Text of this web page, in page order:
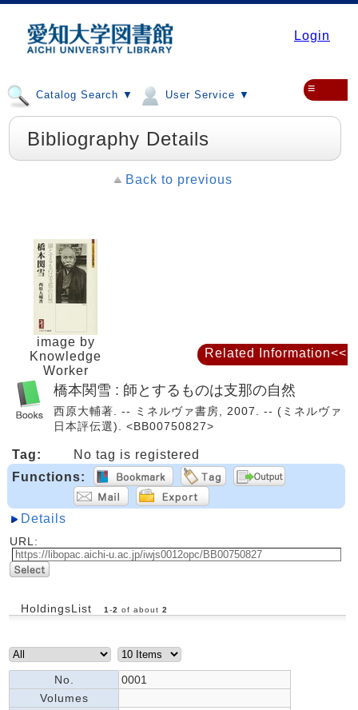
Login
Catalog Search ▼ User Service ▼ ≡
Bibliography Details
Back to previous
image by
Knowledge
Worker
橋本関雪 : 師とするものは支那の自然
西原大輔著. -- ミネルヴァ書房, 2007. -- (ミネルヴァ
日本評伝選). <BB00750827>
Tag:
No tag is registered
Functions:
Details
URL:
HoldingsList 1 -2 of about 2
No.
0001
Volumes
Related Information<<